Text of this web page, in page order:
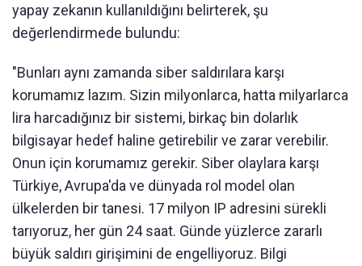
yapay zekanın kullanıldığını belirterek, şu
değerlendirmede bulundu:
"Bunları aynı zamanda siber saldırılara karşı
korumamız lazım. Sizin milyonlarca, hatta milyarlarca
lira harcadığınız bir sistemi, birkaç bin dolarlık
bilgisayar hedef haline getirebilir ve zarar verebilir.
Onun için korumamız gerekir. Siber olaylara karşı
Türkiye, Avrupa'da ve dünyada rol model olan
ülkelerden bir tanesi. 17 milyon IP adresini sürekli
tarıyoruz, her gün 24 saat. Günde yüzlerce zararlı
büyük saldırı girişimini de engelliyoruz. Bilgi